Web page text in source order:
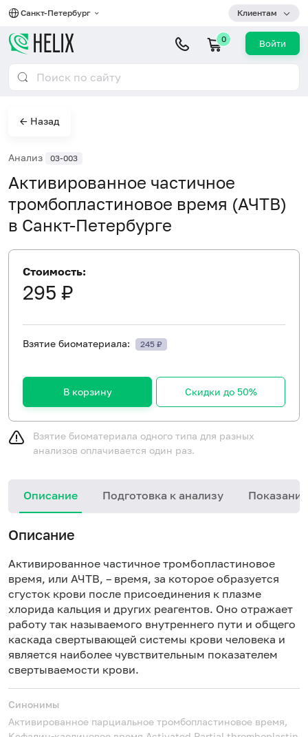
Санкт-Петербург Клиентам
0 Войти
← Назад
Анализ 03-003
Активированное частичное
тромбопластиновое время (АЧТВ)
в Санкт-Петербурге
Стоимость:
295 ₽
Взятие биоматериала: 245 ₽
В корзину Скидки до 50%
Взятие биоматериала одного типа для разных
анализов оплачивается один раз.
Описание Подготовка к анализу
Описание
Активированное частичное тромбопластиновое
время, или АЧТВ, – время, за которое образуется
сгусток крови после присоединения к плазме
хлорида кальция и других реагентов. Оно отражает
работу так называемого внутреннего пути и общего
каскада свертывающей системы крови человека и
является наиболее чувствительным показателем
свертываемости крови.
Синонимы
Активированное парциальное тромбопластиновое время,